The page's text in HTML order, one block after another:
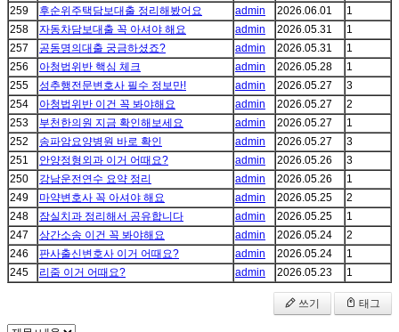
259
후순위주택담보대출 정리해봤어요 admin 2026.06.01
1
258
자동차담보대출 꼭 아셔야 해요 admin 2026.05.31
1
257
공동명의대출 궁금하셨죠? admin 2026.05.31
1
256
아청법위반 핵심 체크 admin 2026.05.28
1
255
성추행전문변호사 필수 정보만! admin 2026.05.27
3
254
아청법위반 이건 꼭 봐야해요 admin 2026.05.27
2
253
부천한의원 지금 확인해보세요 admin 2026.05.27
1
252
송파암요양병원 바로 확인 admin 2026.05.27
3
251
안양정형외과 이거 어때요? admin 2026.05.26
3
250
강남운전연수 요약 정리 admin 2026.05.26
1
249
마약변호사 꼭 아셔야 해요 admin 2026.05.25
2
248
잠실치과 정리해서 공유합니다 admin 2026.05.25
1
247
상간소송 이건 꼭 봐야해요 admin 2026.05.24
2
246
판사출신변호사 이거 어때요? admin 2026.05.24
1
245
리줌 이거 어때요? admin 2026.05.23 1
쓰기 태그